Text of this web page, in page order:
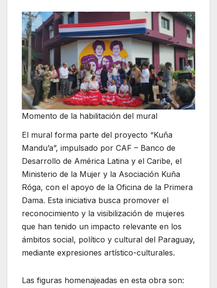
Momento de la habilitación del mural
El mural forma parte del proyecto “Kuña
Mandu’a”, impulsado por CAF – Banco de
Desarrollo de América Latina y el Caribe, el
Ministerio de la Mujer y la Asociación Kuña
Róga, con el apoyo de la Oficina de la Primera
Dama. Esta iniciativa busca promover el
reconocimiento y la visibilización de mujeres
que han tenido un impacto relevante en los
ámbitos social, político y cultural del Paraguay,
mediante expresiones artístico-culturales.
Las figuras homenajeadas en esta obra son: